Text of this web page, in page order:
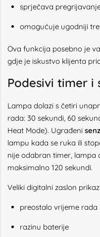
sprječava
omogućuje ugodniji
Ova funkcija posebno je
gdje je iskustvo klijenta
Podesivi timer i
Lampa dolazi s četiri
rada: 30 sekundi, 60
Heat Mode). Ugrađeni
lampu kada se ruka ili
nije odabran timer,
maksimalno 120 sekundi.
Veliki digitalni zaslon
preostalo vrijeme rada
razinu baterije